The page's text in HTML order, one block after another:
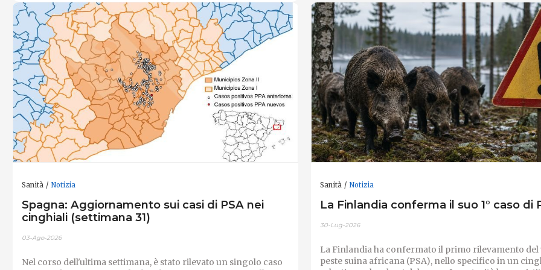
Sanità Notizia
Spagna: Aggiornamento sui casi di PSA nei
cinghiali (settimana 31)
03-Ago-2026
Nel corso dell'ultima settimana, è stato rilevato un singolo caso
Sanità Notizia
La Finlandia conferma il suo 1° caso di
30-Lug-2026
La Finlandia ha confermato il primo rilevamento del
peste suina africana (PSA), nello specifico in un